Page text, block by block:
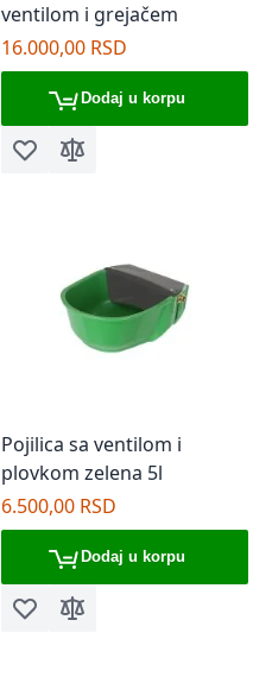
ventilom i grejačem
16.000,00 RSD
Dodaj u korpu
Dodaj u listu želja
Dodaj za poređenje
Pojilica sa ventilom i
plovkom zelena 5l
6.500,00 RSD
Dodaj u korpu
Dodaj u listu želja
Dodaj za poređenje